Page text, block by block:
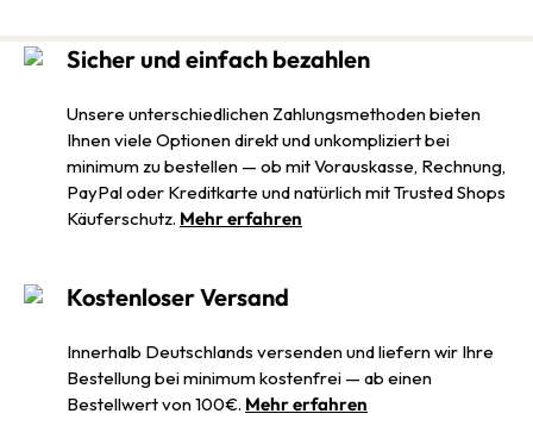
Sicher und einfach bezahlen
Unsere unterschiedlichen Zahlungsmethoden bieten
Ihnen viele Optionen direkt und unkompliziert bei
minimum zu bestellen — ob mit Vorauskasse, Rechnung,
PayPal oder Kreditkarte und natürlich mit Trusted Shops
Käuferschutz. Mehr erfahren
Kostenloser Versand
Innerhalb Deutschlands versenden und liefern wir Ihre
Bestellung bei minimum kostenfrei — ab einen
Bestellwert von 100€. Mehr erfahren